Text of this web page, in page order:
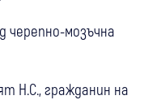
черепно-мозъчна
Н.С., гражданин на